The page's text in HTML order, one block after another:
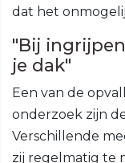
dat het
"Bij
je dak"
Een van de
onderzoek zijn
Verschillende
zij regelmatig te